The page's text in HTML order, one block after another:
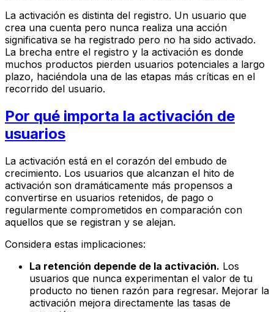
La activación es distinta del registro. Un usuario que
crea una cuenta pero nunca realiza una acción
significativa se ha registrado pero no ha sido activado.
La brecha entre el registro y la activación es donde
muchos productos pierden usuarios potenciales a largo
plazo, haciéndola una de las etapas más críticas en el
recorrido del usuario.
Por qué importa la activación de
usuarios
La activación está en el corazón del embudo de
crecimiento. Los usuarios que alcanzan el hito de
activación son dramáticamente más propensos a
convertirse en usuarios retenidos, de pago o
regularmente comprometidos en comparación con
aquellos que se registran y se alejan.
Considera estas implicaciones:
La retención depende de la activación. Los
usuarios que nunca experimentan el valor de tu
producto no tienen razón para regresar. Mejorar la
activación mejora directamente las tasas de